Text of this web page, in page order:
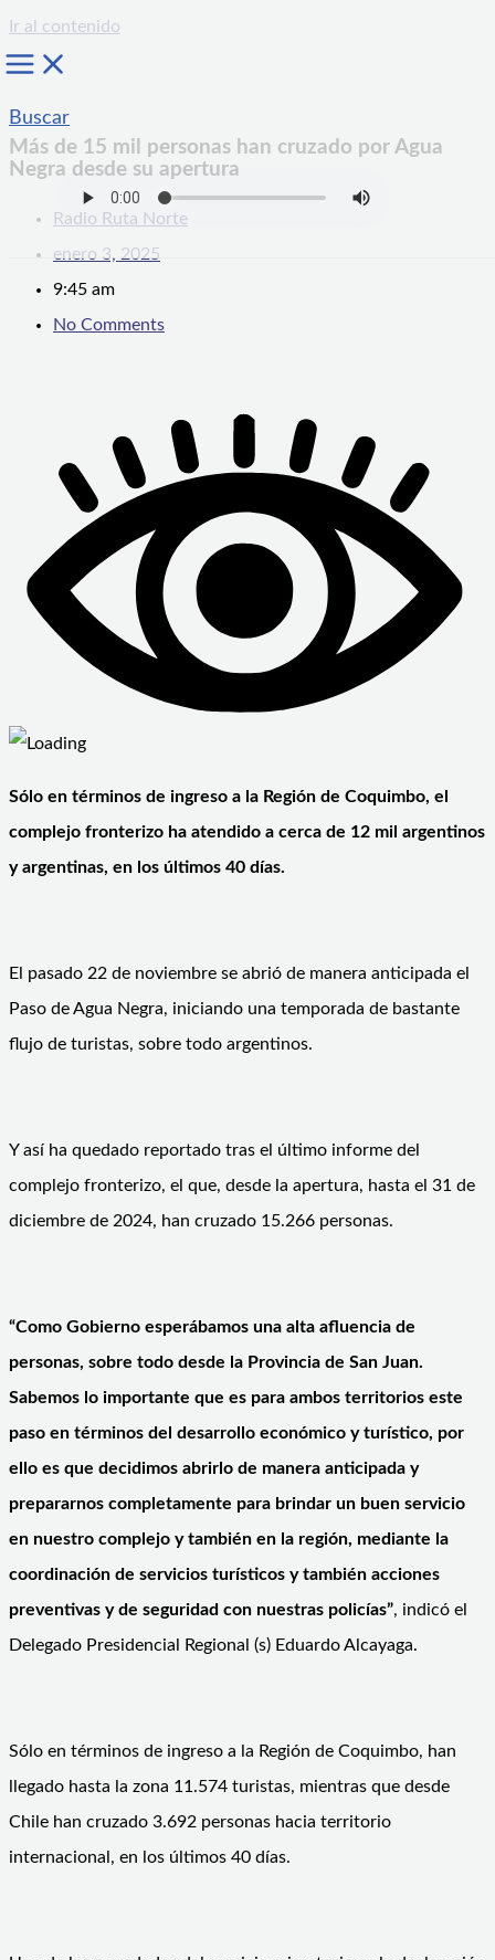
Ir al contenido
Buscar
Más de 15 mil personas han cruzado por Agua
Negra desde su apertura
Radio Ruta Norte
enero 3, 2025
9:45 am
No Comments
Sólo en términos de ingreso a la Región de Coquimbo, el
complejo fronterizo ha atendido a cerca de 12 mil argentinos
y argentinas, en los últimos 40 días.
El pasado 22 de noviembre se abrió de manera anticipada el
Paso de Agua Negra, iniciando una temporada de bastante
flujo de turistas, sobre todo argentinos.
Y así ha quedado reportado tras el último informe del
complejo fronterizo, el que, desde la apertura, hasta el 31 de
diciembre de 2024, han cruzado 15.266 personas.
“Como Gobierno esperábamos una alta afluencia de
personas, sobre todo desde la Provincia de San Juan.
Sabemos lo importante que es para ambos territorios este
paso en términos del desarrollo económico y turístico, por
ello es que decidimos abrirlo de manera anticipada y
prepararnos completamente para brindar un buen servicio
en nuestro complejo y también en la región, mediante la
coordinación de servicios turísticos y también acciones
preventivas y de seguridad con nuestras policías”, indicó el
Delegado Presidencial Regional (s) Eduardo Alcayaga.
Sólo en términos de ingreso a la Región de Coquimbo, han
llegado hasta la zona 11.574 turistas, mientras que desde
Chile han cruzado 3.692 personas hacia territorio
internacional, en los últimos 40 días.